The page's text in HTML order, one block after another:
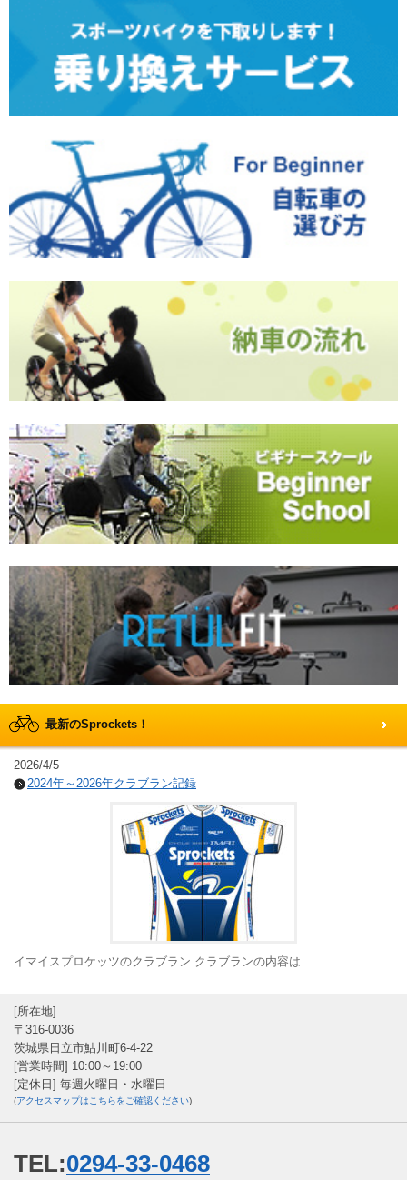
最新のSprockets！
2026/4/5
2024年～2026年クラブラン記録
イマイスプロケッツのクラブラン クラブランの内容は…
[所在地]
〒316-0036
茨城県日立市鮎川町6-4-22
[営業時間] 10:00～19:00
[定休日] 毎週火曜日・水曜日
(アクセスマップはこちらをご確認ください)
TEL:0294-33-0468